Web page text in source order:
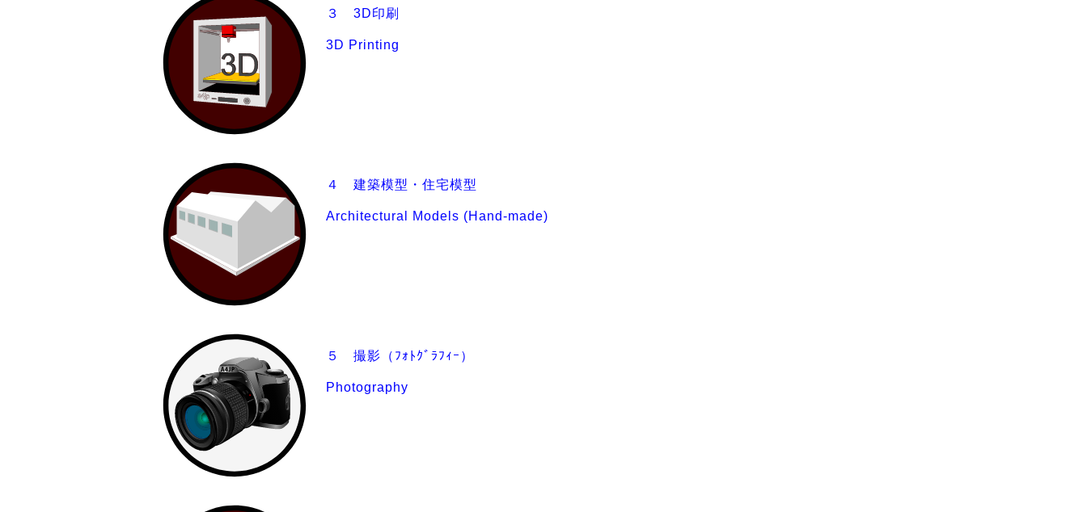
３ 3D印刷
3D Printing
４ 建築模型・住宅模型
Architectural Models (Hand-made)
５ 撮影（ﾌｫﾄｸﾞﾗﾌｨｰ）
Photography